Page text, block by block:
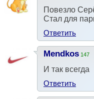
Повезло
Стал для
Ответить
Mendkos 147
И так всегда
Ответить